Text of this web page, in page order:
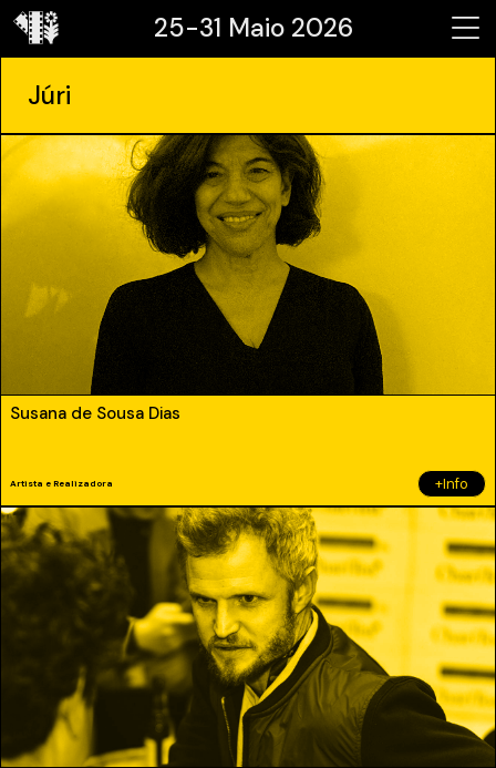
25-31 Maio 2026
Júri
Susana de Sousa Dias
Artista e Realizadora +Info